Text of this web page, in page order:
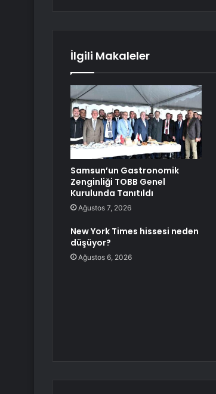
İlgili Makaleler
Samsun’un Gastronomik
Zenginliği TOBB Genel
Kurulunda Tanıtıldı
Ağustos 7, 2026
New York Times hissesi neden
düşüyor?
Ağustos 6, 2026